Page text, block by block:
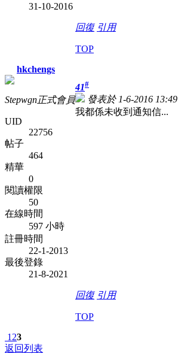
31-10-2016
回復 引用
TOP
hkchengs
Stepwgn正式會員
UID
22756
帖子
464
精華
0
閱讀權限
50
在線時間
597 小時
註冊時間
22-1-2013
最後登錄
21-8-2021
41#
發表於 1-6-2016 13:49
我都係未收到通知信...
回復 引用
TOP
1 23
返回列表